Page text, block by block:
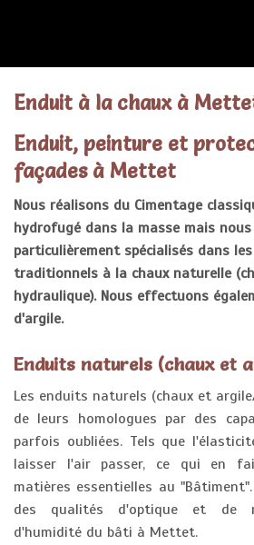
Enduit à la chaux à
Enduit, peinture et
façades à Mettet
Nous réalisons du Cimentage
hydrofugé dans la masse mais
particulièrement spécialisés dans
traditionnels à la chaux naturelle
hydraulique). Nous effectuons
d'argile.
Enduits naturels (chaux et
Les enduits naturels (chaux et
de leurs homologues par des
parfois oubliées. Tels que
laisser l'air passer, ce qui en
matières essentielles au
des qualités d'optique et de
d'humidité du bâti à Mettet.